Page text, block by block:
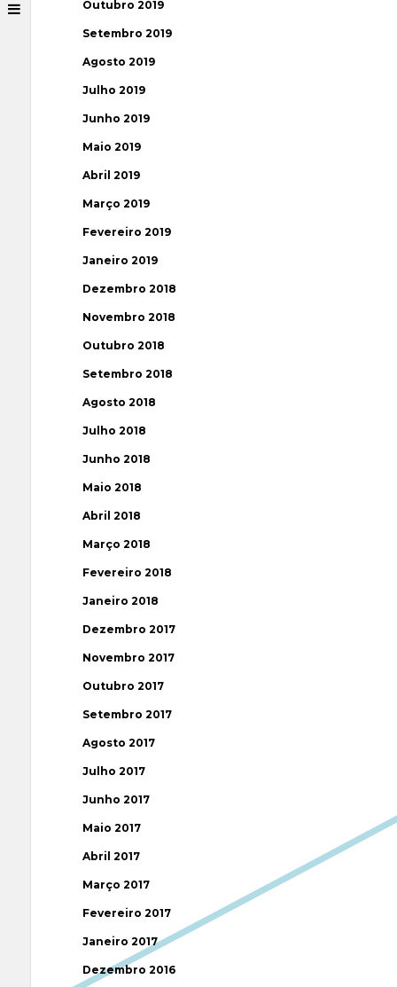
Outubro 2019
Setembro 2019
Agosto 2019
Julho 2019
Junho 2019
Maio 2019
Abril 2019
Março 2019
Fevereiro 2019
Janeiro 2019
Dezembro 2018
Novembro 2018
Outubro 2018
Setembro 2018
Agosto 2018
Julho 2018
Junho 2018
Maio 2018
Abril 2018
Março 2018
Fevereiro 2018
Janeiro 2018
Dezembro 2017
Novembro 2017
Outubro 2017
Setembro 2017
Agosto 2017
Julho 2017
Junho 2017
Maio 2017
Abril 2017
Março 2017
Fevereiro 2017
Janeiro 2017
Dezembro 2016